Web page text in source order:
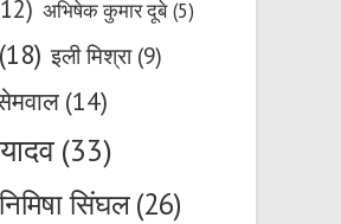
अभिषेक कुमार दूबे (5)
(18) इली मिश्रा (9)
(14)
(33)
निमिषा सिंघल(26)